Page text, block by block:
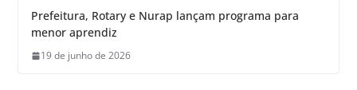
Prefeitura, Rotary e Nurap lançam programa para
menor aprendiz
19 de junho de 2026